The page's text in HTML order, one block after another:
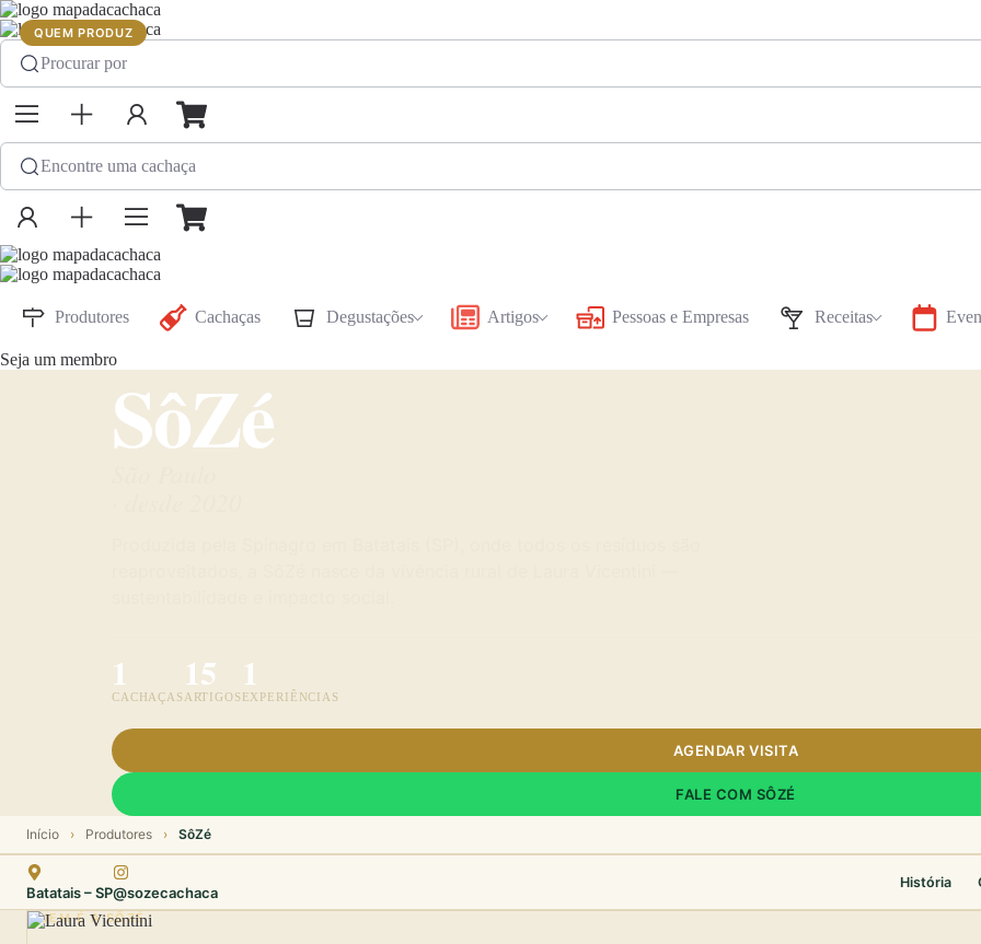
Procurar por
Encontre uma cachaça
Produtores Cachaças Degustações Artigos Pessoas e Empresas Receitas
Seja um membro
SôZé
1
CACHAÇAS
15
ARTIGOS
1
EXPERIÊNCIAS
AGENDAR VISITA
FALE COM SÔZÉ
Início › Produtores › SôZé
Batatais – SP@sozecachaca
História
QUEM PRODUZ
QUEM É A SÔZÉ